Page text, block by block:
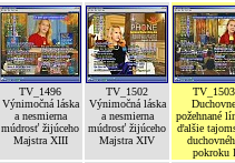
TV_1496
Výnimočná láska
a nesmierna
múdrosť žijúceho
Majstra XIII
TV_1502
Výnimočná láska
a nesmierna
múdrosť žijúceho
Majstra XIV
TV_1503
Duchovne
požehnané
ďalšie
pokroku I